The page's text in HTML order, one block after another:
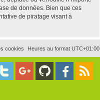
de données. Bien que ces
de piratage visant à
Heures au format UTC+01:00
cookies